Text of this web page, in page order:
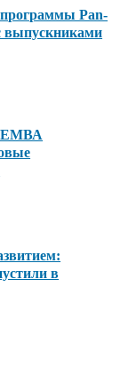
Pan-
выпускниками
ЕМВА
в